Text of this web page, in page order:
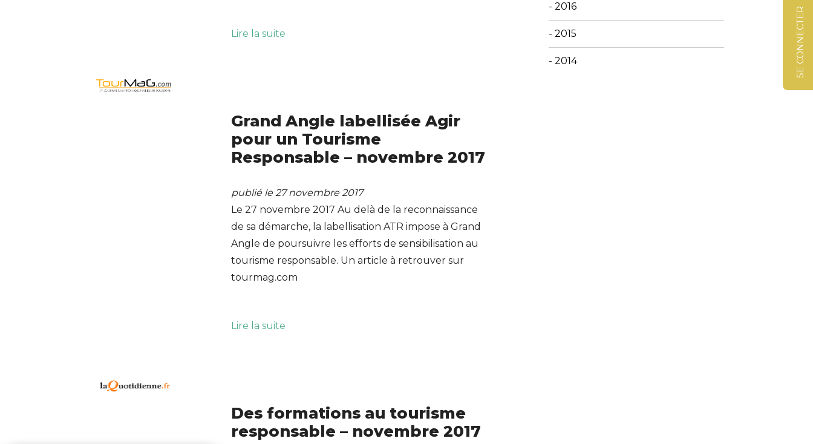
SE CONNECTER
Lire la suite
Grand Angle labellisée Agir
pour un Tourisme
Responsable – novembre 2017
publié le 27 novembre 2017
Le 27 novembre 2017 Au delà de la reconnaissance
de sa démarche, la labellisation ATR impose à Grand
Angle de poursuivre les efforts de sensibilisation au
tourisme responsable. Un article à retrouver sur
tourmag.com
Lire la suite
Des formations au tourisme
responsable – novembre 2017
- 2016
- 2015
- 2014